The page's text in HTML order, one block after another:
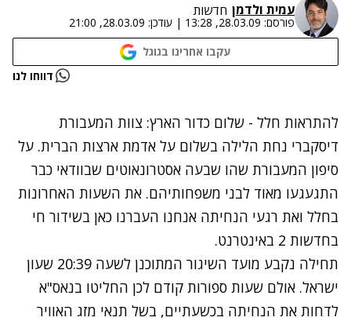
עמית ולדמן חדשות
פורסם: 28.03.09, 13:28
| עודכן: 28.03.09, 21:00
עקבו אחרינו בגוגל
נתקלנו בבעיה דווחו לנו
להתראות חלל - שלום כדור הארץ: צוות המעבורת
דיסקברי נחת הלילה בשלום על אדמת ארצות הברית. על
סיפון המעבורת שהו שבעה אסטרונאוטים שבוודאי כבר
התגעגעו מאוד לבני משפחותיהם. את השעות האחרונות
בחלל ואת רגעי הנחיתה אנחנו העברנו כאן בשידור חי
בחדשות 2 באינטרנט.
תחילה נקבע מועד השיגור המתוכנן לשעה 20:39 שעון
ישראל. אולם שעות ספורות קודם לכן החליטו בנאס"א
לדחות את הנחיתה בכשעתיים, בשל תנאי מזג האוויר